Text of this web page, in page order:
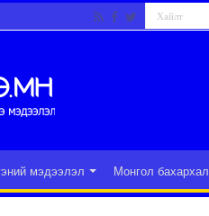
мэдээлэл Монгол бахархал